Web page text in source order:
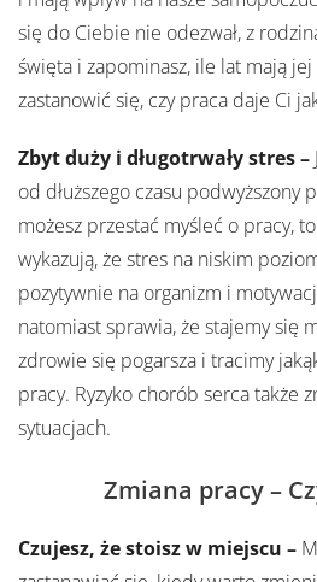
się do Ciebie nie odezwał, z
święta i zapominasz, ile lat mają jej
zastanowić się, czy praca daje Ci
Zbyt duży i długotrwały stres –
od dłuższego czasu podwyższony
możesz przestać myśleć o pracy,
wykazują, że stres na niskim
pozytywnie na organizm i
natomiast sprawia, że stajemy się
zdrowie się pogarsza i tracimy
pracy. Ryzyko chorób serca także
sytuacjach.
Zmiana pracy –
Czujesz, że stoisz w miejscu –